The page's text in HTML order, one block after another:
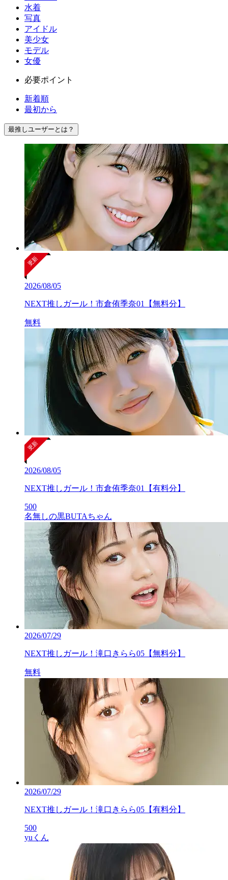
水着
写真
アイドル
美少女
モデル
女優
必要ポイント
新着順
最初から
最推しユーザーとは？
2026/08/05
NEXT推しガール！市倉侑季奈01【無料分】
無料
2026/08/05
NEXT推しガール！市倉侑季奈01【有料分】
500
名無しの黒BUTAちゃん
2026/07/29
NEXT推しガール！滝口きらら05【無料分】
無料
2026/07/29
NEXT推しガール！滝口きらら05【有料分】
500
yuくん